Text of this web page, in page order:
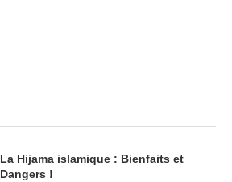
La Hijama islamique : Bienfaits et
Dangers !